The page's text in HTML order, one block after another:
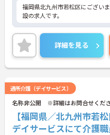
福岡県北九州市若松区にござい
設の求人です。
詳細を見る
通所介護（デイサービス）
名称非公開 ※詳細はお問合せくだ
【福岡県／北九州市
デイサービスにて介護職